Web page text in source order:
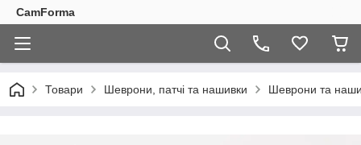
CamForma
Товари Шеврони, патчі та нашивки Шеврони та